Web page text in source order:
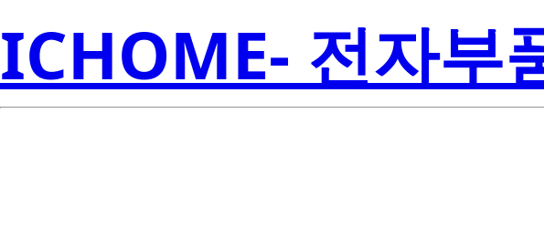
ICHOME- 전자부